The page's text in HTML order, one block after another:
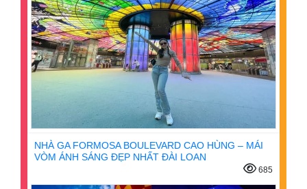
NHÀ GA FORMOSA BOULEVARD CAO HÙNG – MÁI
VÒM ÁNH SÁNG ĐẸP NHẤT ĐÀI LOAN
685